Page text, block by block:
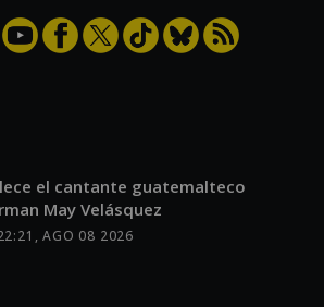
el cantante guatemalteco
May Velásquez
AGO 08 2026